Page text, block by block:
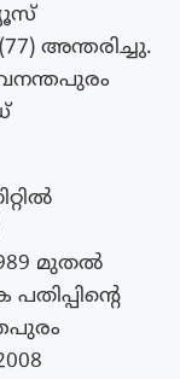
അന്തരിച്ചു.
മുതൽ